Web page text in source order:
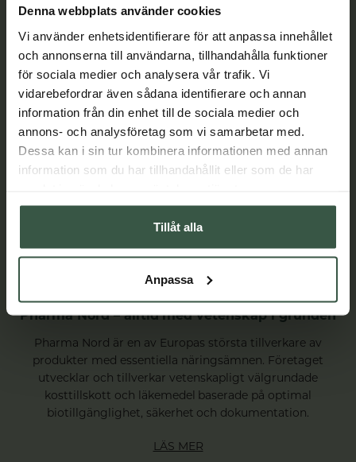
Denna webbplats använder cookies
Vi använder enhetsidentifierare för att anpassa innehållet
och annonserna till användarna, tillhandahålla funktioner
för sociala medier och analysera vår trafik. Vi
vidarebefordrar även sådana identifierare och annan
information från din enhet till de sociala medier och
annons- och analysföretag som vi samarbetar med.
Dessa kan i sin tur kombinera informationen med annan
information som du har tillhandahållit eller som de har
Tillåt alla
Anpassa
Lär dig mer
Pharma Nord – alltid med vetenskap i grunden
Pharma Nord är en av Europas största tillverkare av
produkter med essentiella näringsämnen. Företaget
utvecklar och tillverkar vetenskapligt välgrundade
kosttillskott och läkemedel baserade på optimal
biotillgänglighet, säkerhet och dokumentation.
LÄS MER